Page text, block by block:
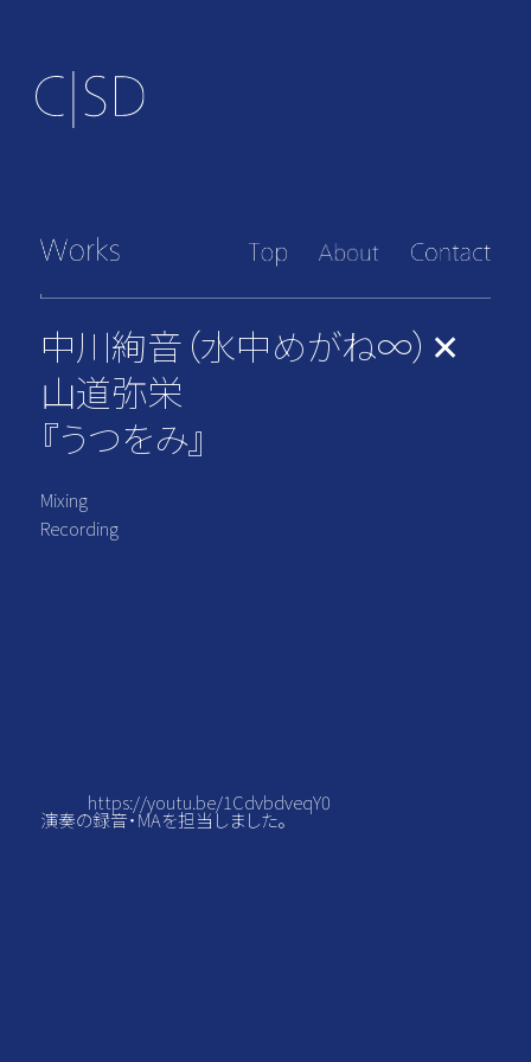
中川絢音（水中めがね∞）✕
山道弥栄
『うつをみ』
Mixing
Recording
https://youtu.be/1CdvbdveqY0
演奏の録音・MAを担当しました。